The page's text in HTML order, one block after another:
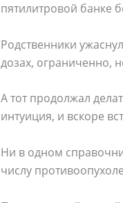
пятилитровой банке
Родственники
дозах, ограниченно,
А тот продолжал
интуиция, и вскоре
Ни в одном
числу